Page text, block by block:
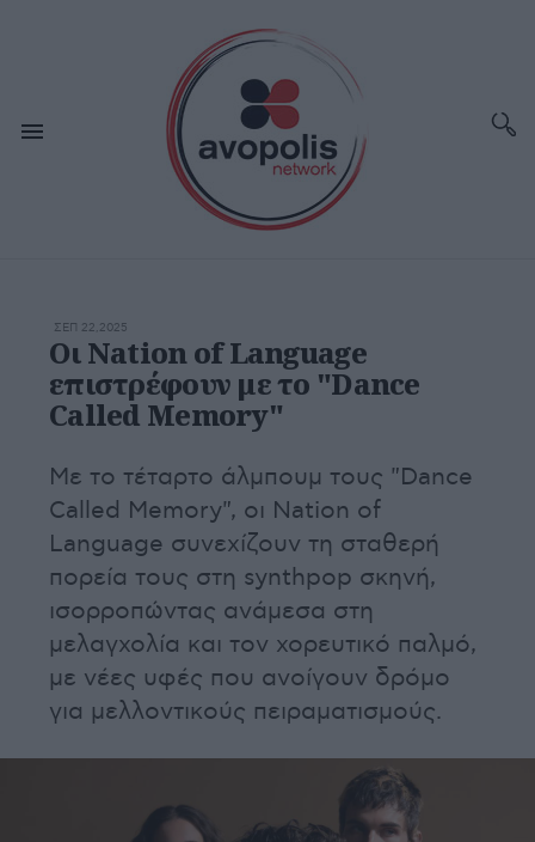
ΣΕΠ 22,2025
Οι Nation of Language
επιστρέφουν με το "Dance
Called Memory"
Με το τέταρτο άλμπουμ τους "Dance
Called Memory", οι Nation of
Language συνεχίζουν τη σταθερή
πορεία τους στη synthpop σκηνή,
ισορροπώντας ανάμεσα στη
μελαγχολία και τον χορευτικό παλμό,
με νέες υφές που ανοίγουν δρόμο
για μελλοντικούς πειραματισμούς.